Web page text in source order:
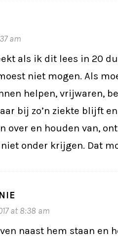
am
als ik dit lees in 20
niet mogen. Als
helpen, vrijwaren,
bij zo’n ziekte blijft
over en houden van,
onder krijgen. Dat
at 8:38 am
naast hem staan en